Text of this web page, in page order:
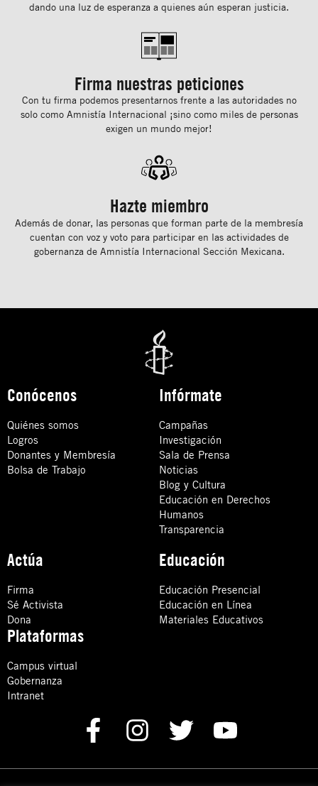
dando una luz de esperanza a quienes aún esperan justicia.
Firma nuestras peticiones
Con tu ﬁrma podemos presentarnos frente a las autoridades no
solo como Amnistía Internacional ¡sino como miles de personas
exigen un mundo mejor!
Hazte miembro
Además de donar, las personas que forman parte de la membresía
cuentan con voz y voto para participar en las actividades de
gobernanza de Amnistía Internacional Sección Mexicana.
Conócenos
Quiénes somos
Logros
Donantes y Membresía
Bolsa de Trabajo
Infórmate
Campañas
Investigación
Sala de Prensa
Noticias
Blog y Cultura
Educación en Derechos
Humanos
Transparencia
Actúa
Firma
Sé Activista
Dona
Educación
Educación Presencial
Educación en Línea
Materiales Educativos
Plataformas
Campus virtual
Gobernanza
Intranet